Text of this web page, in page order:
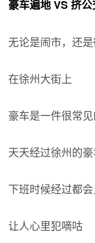
豪车遍地 VS 挤
无论是闹市，还
在徐州大街上
豪车是一件很常
天天经过徐州的
下班时候经过都
让人心里犯嘀咕